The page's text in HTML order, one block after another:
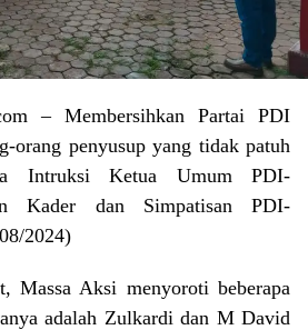
– Membersihkan Partai PDI
orang penyusup yang tidak patuh
Intruksi Ketua Umum PDI-
Kader dan Simpatisan PDI-
2024)
Massa Aksi menyoroti beberapa
adalah Zulkardi dan M David